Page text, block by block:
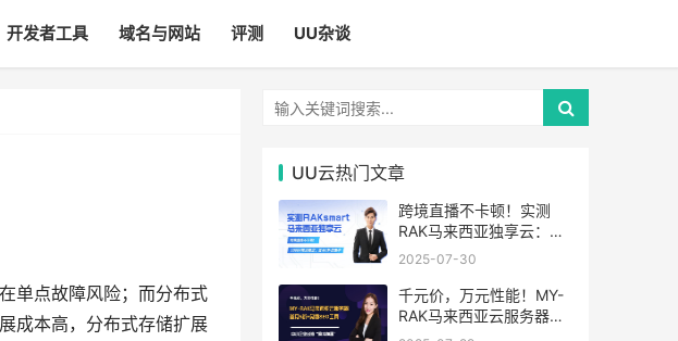
开发者工具 域名与网站 评测 UU杂谈
单点故障风险；而分布式
成本高，分布式存储扩展
UU云热门文章
跨境直播不卡顿！实测
RAK马来西亚独享云：
1080P推流稳定，首月6
2025-07-30
千元价，万元性能！MY-
RAK马来西亚云服务器：
首月5折+免费SEO工具，